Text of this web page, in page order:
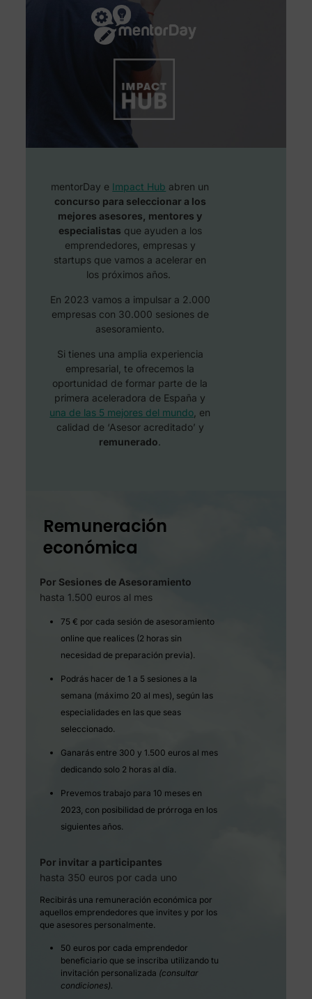
mentorDay e Impact Hub abren un
concurso para seleccionar a los
mejores asesores, mentores y
especialistas que ayuden a los
emprendedores, empresas y
startups que vamos a acelerar en
los próximos años.
En 2023 vamos a impulsar a 2.000
empresas con 30.000 sesiones de
asesoramiento.
Si tienes una amplia experiencia
empresarial, te ofrecemos la
oportunidad de formar parte de la
primera aceleradora de España y
una de las 5 mejores del mundo , en
calidad de ‘Asesor acreditado’ y
remunerado.
Remuneración
económica
Por Sesiones de Asesoramiento
hasta 1.500 euros al mes
75 € por cada sesión de asesoramiento
online que realices (2 horas sin
necesidad de preparación previa).
Podrás hacer de 1 a 5 sesiones a la
semana (máximo 20 al mes), según las
especialidades en las que seas
seleccionado.
Ganarás entre 300 y 1.500 euros al mes
dedicando solo 2 horas al día.
Prevemos trabajo para 10 meses en
2023, con posibilidad de prórroga en los
siguientes años.
Por invitar a participantes
hasta 350 euros por cada uno
Recibirás una remuneración económica por
aquellos emprendedores que invites y por los
que asesores personalmente.
50 euros por cada emprendedor
beneficiario que se inscriba utilizando tu
invitación personalizada (consultar
condiciones).